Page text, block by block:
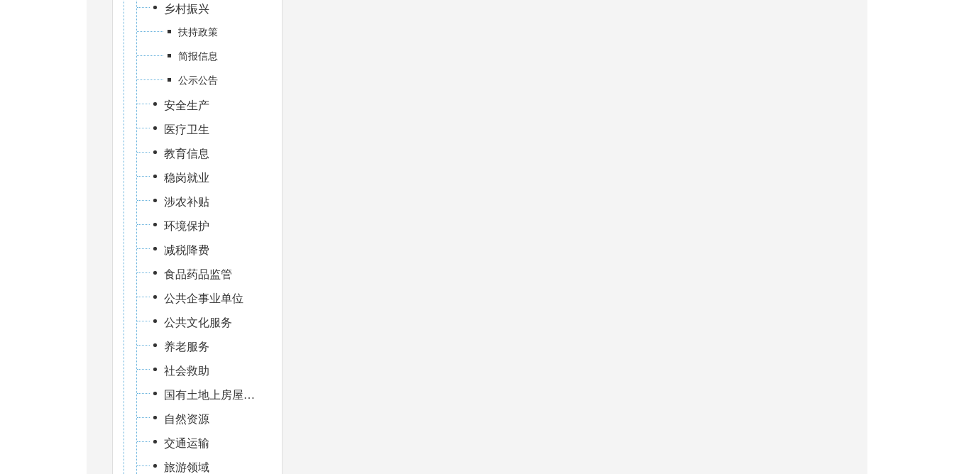
乡村振兴
扶持政策
简报信息
公示公告
安全生产
医疗卫生
教育信息
稳岗就业
涉农补贴
环境保护
减税降费
食品药品监管
公共企事业单位
公共文化服务
养老服务
社会救助
国有土地上房屋征收
自然资源
交通运输
旅游领域